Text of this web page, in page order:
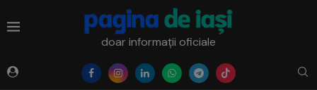
doar informații oficiale